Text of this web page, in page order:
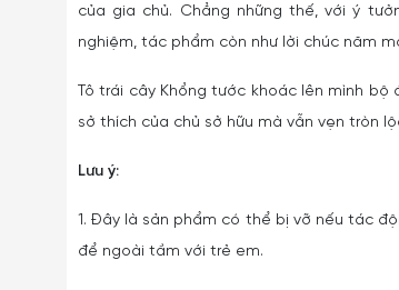
của gia chủ. Chẳng những thế, với ý
nghiệm, tác phẩm còn như lời chúc năm
Tô trái cây Khổng tước khoác lên mình
sở thích của chủ sở hữu mà vẫn vẹn tròn
Lưu ý:
1. Đây là sản phẩm có thể bị vỡ nếu tác
để ngoài tầm với trẻ em.